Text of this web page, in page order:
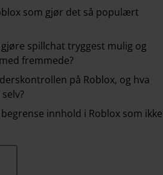
som gjør det så populært
spillchat tryggest mulig og
fremmede?
på Roblox, og hva
innhold i Roblox som ikke